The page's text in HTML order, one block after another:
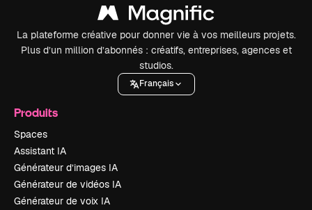
La plateforme créative pour donner vie à vos meilleurs projets.
Plus d’un million d’abonnés : créatifs, entreprises, agences et
studios.
Français
Produits
Spaces
Assistant IA
Générateur d’images IA
Générateur de vidéos IA
Générateur de voix IA